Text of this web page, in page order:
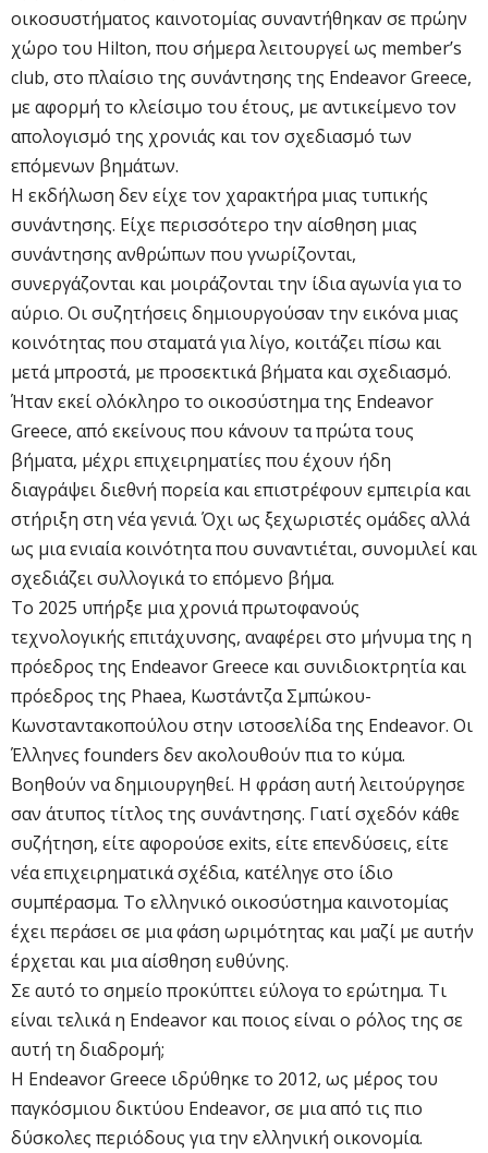
οικοσυστήματος καινοτομίας συναντήθηκαν σε πρώην
χώρο του Hilton, που σήμερα λειτουργεί ως member’s
club, στο πλαίσιο της συνάντησης της Endeavor Greece,
με αφορμή το κλείσιμο του έτους, με αντικείμενο τον
απολογισμό της χρονιάς και τον σχεδιασμό των
επόμενων βημάτων.
Η εκδήλωση δεν είχε τον χαρακτήρα μιας τυπικής
συνάντησης. Είχε περισσότερο την αίσθηση μιας
συνάντησης ανθρώπων που γνωρίζονται,
συνεργάζονται και μοιράζονται την ίδια αγωνία για το
αύριο. Οι συζητήσεις δημιουργούσαν την εικόνα μιας
κοινότητας που σταματά για λίγο, κοιτάζει πίσω και
μετά μπροστά, με προσεκτικά βήματα και σχεδιασμό.
Ήταν εκεί ολόκληρο το οικοσύστημα της Endeavor
Greece, από εκείνους που κάνουν τα πρώτα τους
βήματα, μέχρι επιχειρηματίες που έχουν ήδη
διαγράψει διεθνή πορεία και επιστρέφουν εμπειρία και
στήριξη στη νέα γενιά. Όχι ως ξεχωριστές ομάδες αλλά
ως μια ενιαία κοινότητα που συναντιέται, συνομιλεί και
σχεδιάζει συλλογικά το επόμενο βήμα.
Το 2025 υπήρξε μια χρονιά πρωτοφανούς
τεχνολογικής επιτάχυνσης, αναφέρει στο μήνυμα της η
πρόεδρος της Endeavor Greece και συνιδιοκτρητία και
πρόεδρος της Phaea, Κωστάντζα Σμπώκου-
Κωνσταντακοπούλου στην ιστοσελίδα της Endeavor. Οι
Έλληνες founders δεν ακολουθούν πια το κύμα.
Βοηθούν να δημιουργηθεί. Η φράση αυτή λειτούργησε
σαν άτυπος τίτλος της συνάντησης. Γιατί σχεδόν κάθε
συζήτηση, είτε αφορούσε exits, είτε επενδύσεις, είτε
νέα επιχειρηματικά σχέδια, κατέληγε στο ίδιο
συμπέρασμα. Το ελληνικό οικοσύστημα καινοτομίας
έχει περάσει σε μια φάση ωριμότητας και μαζί με αυτήν
έρχεται και μια αίσθηση ευθύνης.
Σε αυτό το σημείο προκύπτει εύλογα το ερώτημα. Tι
είναι τελικά η Endeavor και ποιος είναι ο ρόλος της σε
αυτή τη διαδρομή;
Η Endeavor Greece ιδρύθηκε το 2012, ως μέρος του
παγκόσμιου δικτύου Endeavor, σε μια από τις πιο
δύσκολες περιόδους για την ελληνική οικονομία.